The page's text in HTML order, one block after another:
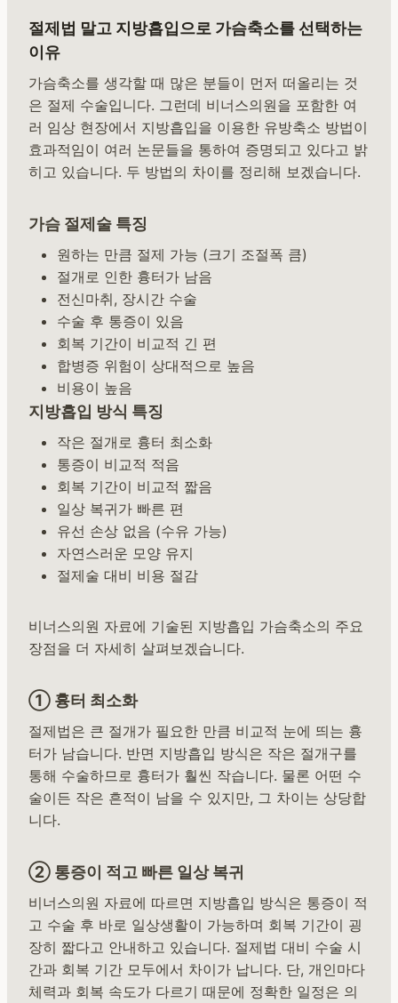
절제법 말고 지방흡입으로 가슴축소를 선택하는
이유
가슴축소를 생각할 때 많은 분들이 먼저 떠올리는 것
은 절제 수술입니다. 그런데 비너스의원을 포함한 여
러 임상 현장에서 지방흡입을 이용한 유방축소 방법이
효과적임이 여러 논문들을 통하여 증명되고 있다고 밝
히고 있습니다. 두 방법의 차이를 정리해 보겠습니다.
가슴 절제술 특징
원하는 만큼 절제 가능 (크기 조절폭 큼)
절개로 인한 흉터가 남음
전신마취, 장시간 수술
수술 후 통증이 있음
회복 기간이 비교적 긴 편
합병증 위험이 상대적으로 높음
비용이 높음
지방흡입 방식 특징
작은 절개로 흉터 최소화
통증이 비교적 적음
회복 기간이 비교적 짧음
일상 복귀가 빠른 편
유선 손상 없음 (수유 가능)
자연스러운 모양 유지
절제술 대비 비용 절감
비너스의원 자료에 기술된 지방흡입 가슴축소의 주요
장점을 더 자세히 살펴보겠습니다.
① 흉터 최소화
절제법은 큰 절개가 필요한 만큼 비교적 눈에 띄는 흉
터가 남습니다. 반면 지방흡입 방식은 작은 절개구를
통해 수술하므로 흉터가 훨씬 작습니다. 물론 어떤 수
술이든 작은 흔적이 남을 수 있지만, 그 차이는 상당합
니다.
② 통증이 적고 빠른 일상 복귀
비너스의원 자료에 따르면 지방흡입 방식은 통증이 적
고 수술 후 바로 일상생활이 가능하며 회복 기간이 굉
장히 짧다고 안내하고 있습니다. 절제법 대비 수술 시
간과 회복 기간 모두에서 차이가 납니다. 단, 개인마다
체력과 회복 속도가 다르기 때문에 정확한 일정은 의